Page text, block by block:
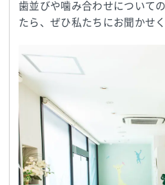
歯並びや噛み合わせについて
たら、ぜひ私たちにお聞かせく